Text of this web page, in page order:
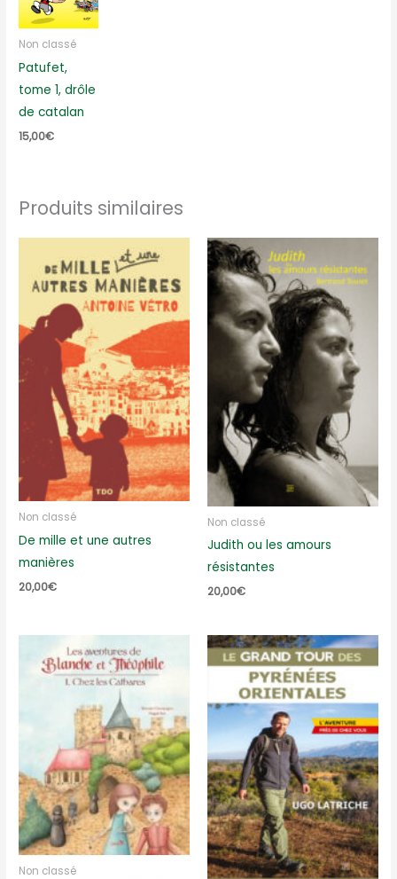
Non classé
Patufet,
tome 1, drôle
de catalan
15,00€
Produits similaires
Non classé
De mille et une autres
manières
20,00€
Non classé
Judith ou les amours
résistantes
20,00€
Non classé